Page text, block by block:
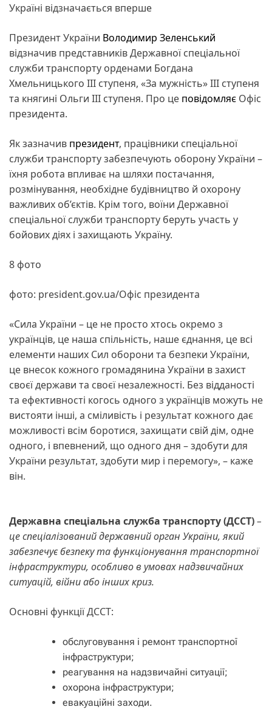
Україні відзначається вперше
Президент України Володимир Зеленський
відзначив представників Державної спеціальної
служби транспорту орденами Богдана
Хмельницького ІІІ ступеня, «За мужність» ІІІ ступеня
та княгині Ольги ІІІ ступеня. Про це повідомляє Офіс
президента.
Як зазначив президент, працівники спеціальної
служби транспорту забезпечують оборону України –
їхня робота впливає на шляхи постачання,
розмінування, необхідне будівництво й охорону
важливих об’єктів. Крім того, воїни Державної
спеціальної служби транспорту беруть участь у
бойових діях і захищають Україну.
8 фото
фото: president.gov.ua/Офіс президента
«Сила України – це не просто хтось окремо з
українців, це наша спільність, наше єднання, це всі
елементи наших Сил оборони та безпеки України,
це внесок кожного громадянина України в захист
своєї держави та своєї незалежності. Без відданості
та ефективності когось одного з українців можуть не
вистояти інші, а сміливість і результат кожного дає
можливості всім боротися, захищати свій дім, одне
одного, і впевнений, що одного дня – здобути для
України результат, здобути мир і перемогу», – каже
він.
Державна спеціальна служба транспорту (ДССТ)–
це спеціалізований державний орган України, який
забезпечує безпеку та функціонування транспортної
інфраструктури, особливо в умовах надзвичайних
ситуацій, війни або інших криз.
Основні функції ДССТ:
обслуговування і ремонт транспортної
інфраструктури;
реагування на надзвичайні ситуації;
охорона інфраструктури;
евакуаційні заходи.